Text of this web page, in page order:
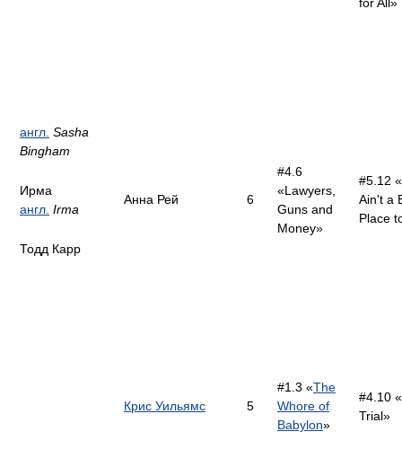
англ. Sasha
Bingham
Ирма
англ. Irma
Анна Рей 6
#4.6
«Lawyers,
Guns and
Money»
#5.12
Ain't a
Place
Тодд Карр
Крис Уильямс 5
#1.3 «The
Whore of
Babylon»
#4.10
Trial»